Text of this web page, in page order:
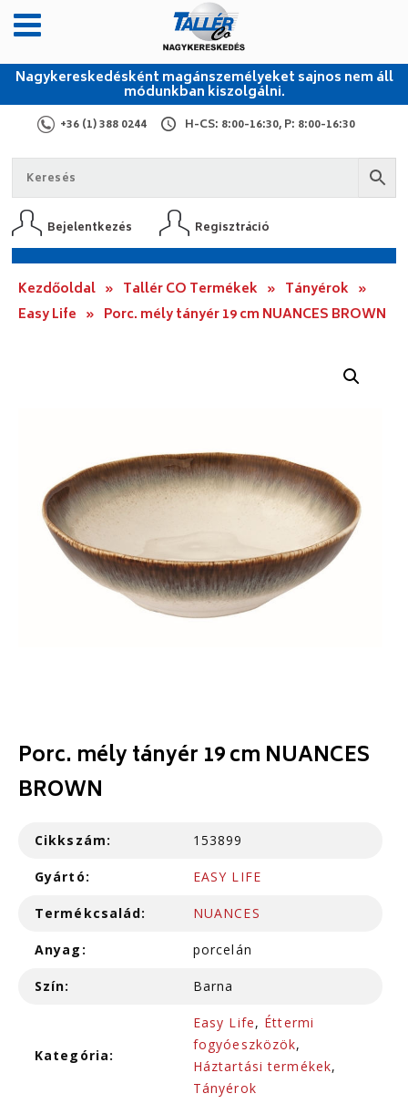
Nagykereskedésként magánszemélyeket sajnos nem áll
módunkban kiszolgálni.
+36 (1) 388 0244 H-CS: 8:00-16:30, P: 8:00-16:30
Bejelentkezés Regisztráció
Kezdőoldal » Tallér CO Termékek » Tányérok »
Easy Life » Porc. mély tányér 19 cm NUANCES BROWN
Porc. mély tányér 19 cm NUANCES
BROWN
Cikkszám: 153899
Gyártó: EASY LIFE
Termékcsalád: NUANCES
Anyag: porcelán
Szín: Barna
Kategória:
Easy Life, Éttermi
fogyóeszközök,
Háztartási termékek,
Tányérok